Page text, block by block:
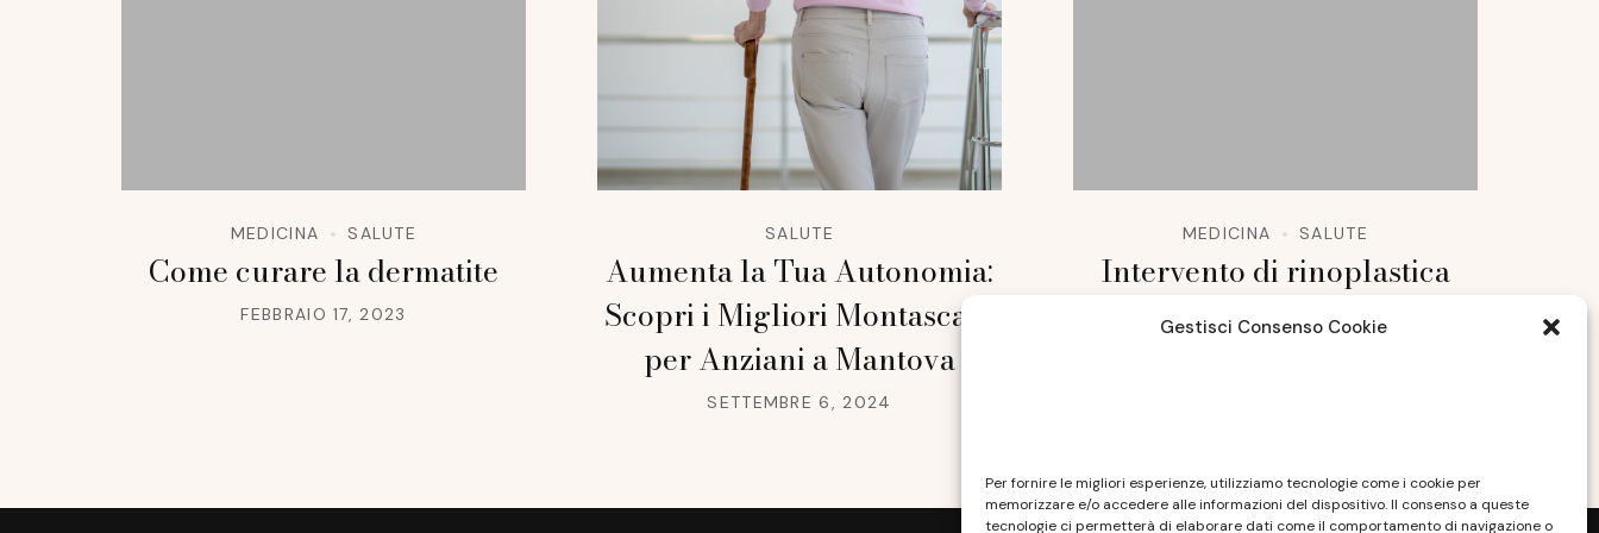
Gestisci Consenso Cookie
Per fornire le migliori esperienze, utilizziamo tecnologie come i cookie per
memorizzare e/o accedere alle informazioni del dispositivo. Il consenso a queste
tecnologie ci permetterà di elaborare dati come il comportamento di navigazione o
MEDICINA SALUTE
Come curare la dermatite
FEBBRAIO 17, 2023
SALUTE
Aumenta la Tua Autonomia:
Scopri i Migliori Montascale
per Anziani a Mantova
SETTEMBRE 6, 2024
MEDICINA SALUTE
Intervento di rinoplastica
Milano: a chi rivolgersi?